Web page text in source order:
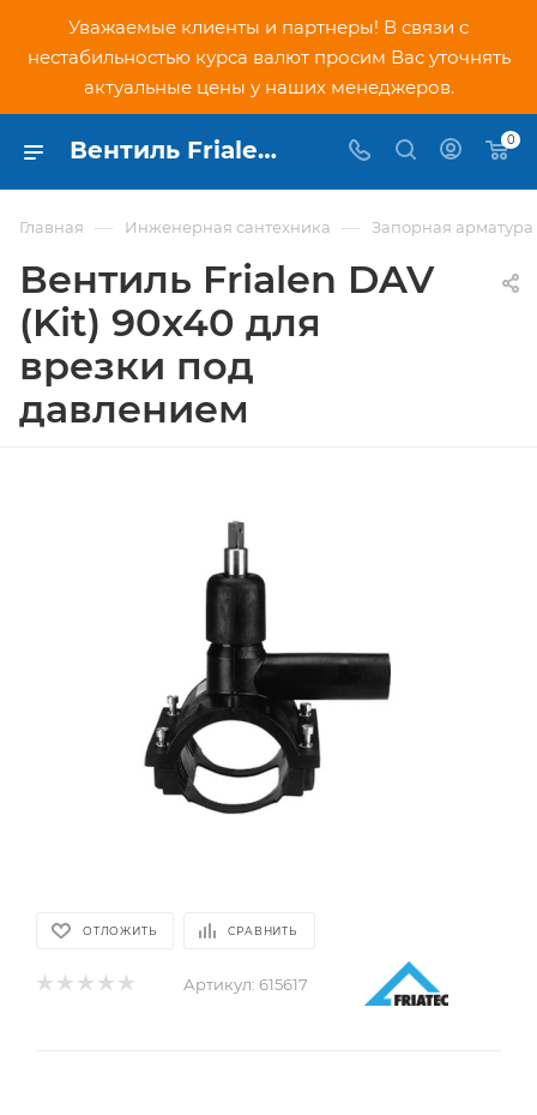
Уважаемые клиенты и партнеры! В связи с
нестабильностью курса валют просим Вас уточнять
актуальные цены у наших менеджеров.
Вентиль Frialen DAV (Kit) 90х40 для врезки под давлением - купить по низкой цене в Москве, интернет-магазин PNDtech.ru 0
Главная — Инженерная сантехника — Запорная арматура
Вентиль Frialen DAV
(Kit) 90х40 для
врезки под
давлением
ОТЛОЖИТЬ СРАВНИТЬ
Артикул: 615617